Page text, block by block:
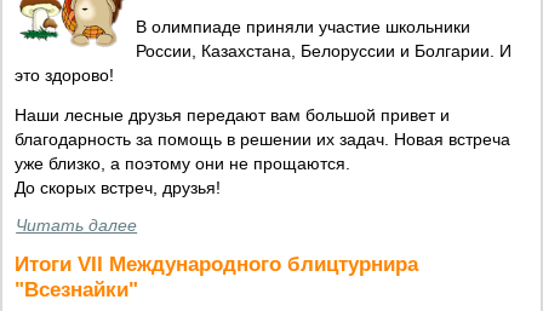
В олимпиаде приняли участие школьники
России, Казахстана, Белоруссии и Болгарии. И
это здорово!
Наши лесные друзья передают вам большой привет и
благодарность за помощь в решении их задач. Новая встреча
уже близко, а поэтому они не прощаются.
До скорых встреч, друзья!
Читать далее
Итоги VII Международного блицтурнира
"Всезнайки"